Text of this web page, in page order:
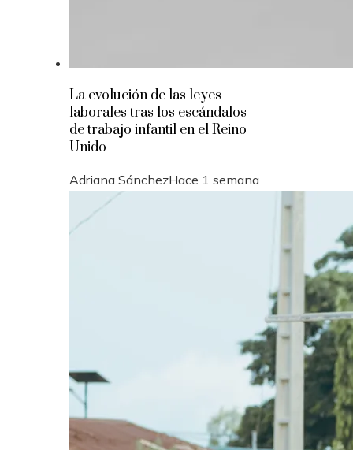
La evolución de las leyes
laborales tras los escándalos
de trabajo infantil en el Reino
Unido
Adriana SánchezHace 1 semana